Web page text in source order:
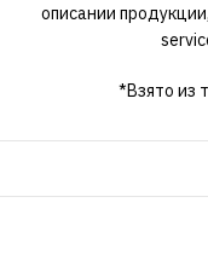
описании
*Взято из